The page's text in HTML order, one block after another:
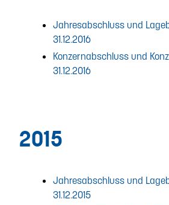
Jahresabschluss und
31.12.2016
Konzernabschluss und
31.12.2016
2015
Jahresabschluss und
31.12.2015